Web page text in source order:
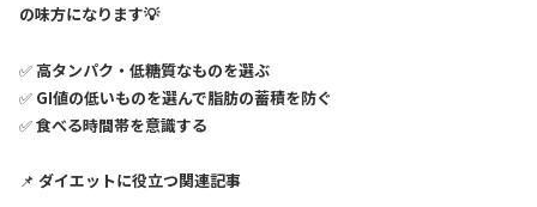
の味方になります💡
✅高タンパク・低糖質なものを選ぶ
✅ GI値の低いものを選んで脂肪の蓄積を防ぐ
✅食べる時間帯を意識する
📌 ダイエットに役立つ関連記事